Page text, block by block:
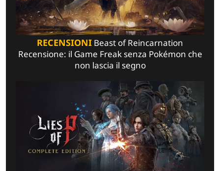
RECENSIONI Beast of Reincarnation
Recensione: il Game Freak senza Pokémon che
non lascia il segno